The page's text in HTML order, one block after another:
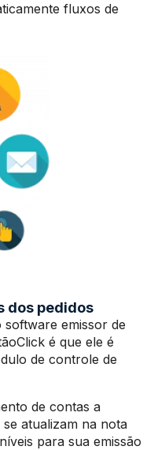
fluxos de
dos pedidos
software emissor de
é que ele é
de controle de
de contas a
atualizam na nota
para sua emissão